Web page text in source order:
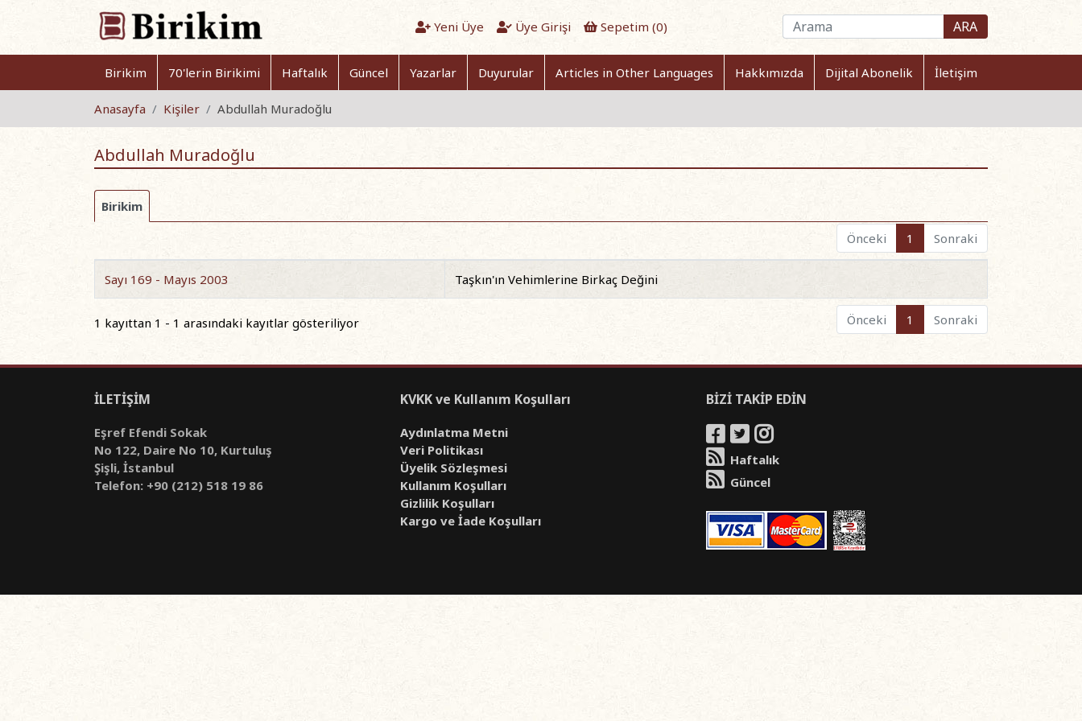
Yeni Üye Üye Girişi Sepetim (0) ARA
Birikim 70'lerin Birikimi Haftalık Güncel Yazarlar Duyurular Articles in Other Languages Hakkımızda Dijital Abonelik İletişim
Anasayfa Kişiler Abdullah Muradoğlu
Abdullah Muradoğlu
Birikim
Önceki
1 Sonraki
Sayı 169 - Mayıs 2003 Taşkın'ın Vehimlerine Birkaç Değini
1 kayıttan 1 - 1 arasındaki kayıtlar gösteriliyor Önceki 1 Sonraki
İLETİŞİM
Eşref Efendi Sokak
No 122, Daire No 10, Kurtuluş
Şişli, İstanbul
Telefon: +90 (212) 518 19 86
KVKK ve Kullanım Koşulları
Aydınlatma Metni
Veri Politikası
Üyelik Sözleşmesi
Kullanım Koşulları
Gizlilik Koşulları
Kargo ve İade Koşulları
BİZİ TAKİP EDİN
Haftalık
Güncel